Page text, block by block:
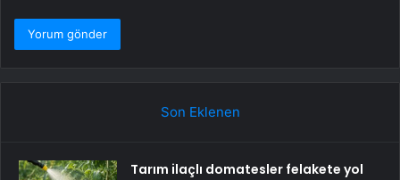
Son Eklenen
Tarım ilaçlı domatesler felakete yol